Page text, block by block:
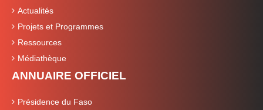
Actualités
Projets et Programmes
Ressources
Médiathèque
ANNUAIRE OFFICIEL
Présidence du Faso